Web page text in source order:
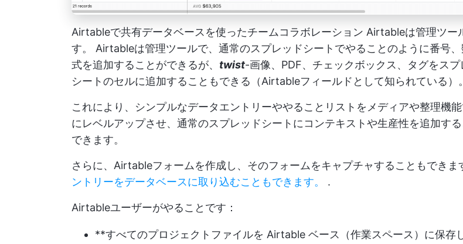
Airtableで共有データベースを使ったチームコラボレーション Airtableは管理ツー
す。
Airtableは管理ツールで、通常のスプレッドシートでやることのように番号、
式を追加することができるが、 twist-画像、PDF、チェックボックス、タグをスプ
シートのセルに追加することもできる（Airtableフィールドとして知られている）。
これにより、シンプルなデータエントリーややることリストをメディアや整理機
にレベルアップさせ、通常のスプレッドシートにコンテキストや生産性を追加す
できます。
さらに、Airtableフォームを作成し、そのフォームをキャプチャすることもできま
ントリーをデータベースに取り込むこともできます。
.
Airtableユーザーがやることです：
**すべてのプロジェクトファイルを Airtable ベース（作業スペース）に保存